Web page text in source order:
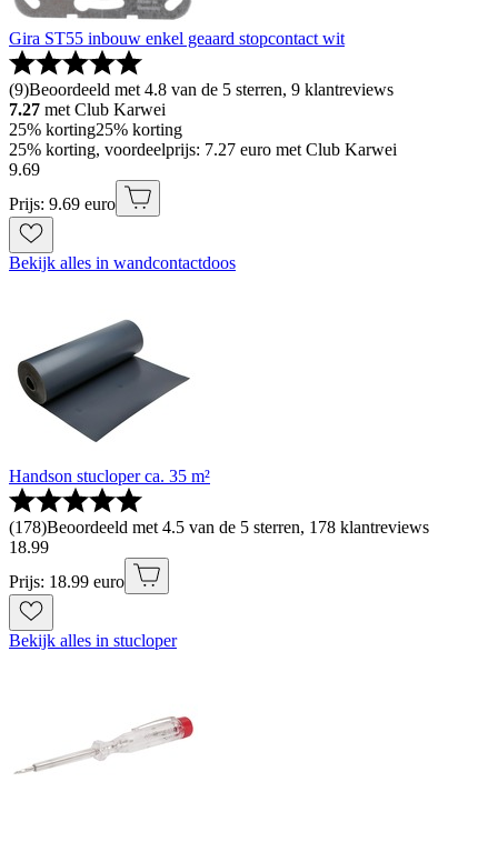
Gira ST55 inbouw enkel geaard stopcontact wit
(9)Beoordeeld met 4.8 van de 5 sterren, 9 klantreviews
7.27 met Club Karwei
25% korting25% korting
25% korting, voordeelprijs: 7.27 euro met Club Karwei
9.69
Prijs: 9.69 euro
Bekijk alles in wandcontactdoos
Handson stucloper ca. 35 m²
(178)Beoordeeld met 4.5 van de 5 sterren, 178 klantreviews
18.99
Prijs: 18.99 euro
Bekijk alles in stucloper